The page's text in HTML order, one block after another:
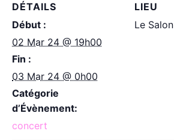
DÉTAILS
Début :
02 Mar 24 @ 19h00
Fin :
03 Mar 24 @ 0h00
Catégorie
d’Évènement:
concert
LIEU
Le Salon